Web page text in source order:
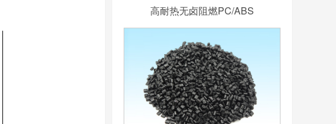
高耐热无卤阻燃PC/ABS